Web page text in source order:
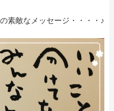
素敵なメッセージ・・・・♪